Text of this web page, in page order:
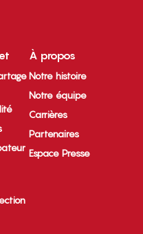
À propos
Notre histoire
Notre équipe
Carrières
Partenaires
Espace Presse